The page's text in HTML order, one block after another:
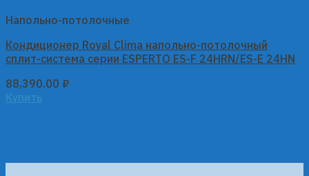
Напольно-потолочные
Кондиционер Royal Clima напольно-потолочный
сплит-система серии ESPERTO ES-F 24HRN/ES-E 24HN
88,390.00 ₽
Купить